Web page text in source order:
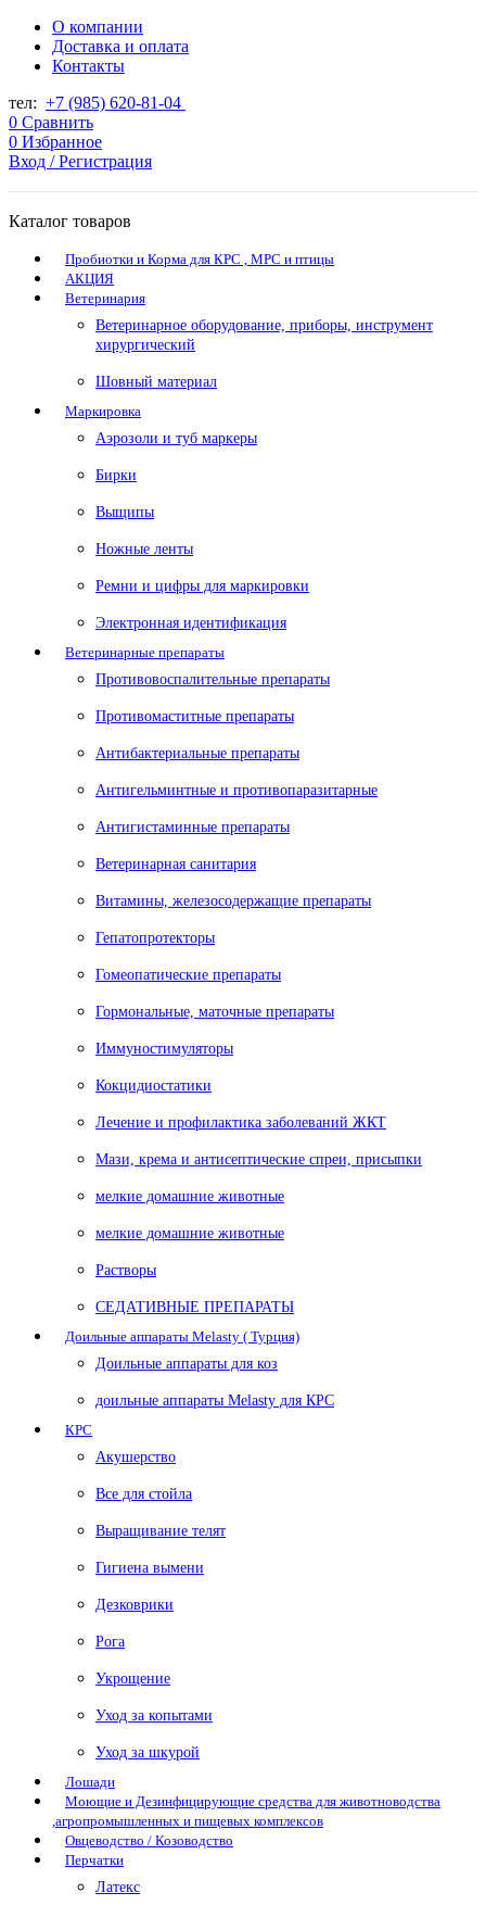
О компании
Доставка и оплата
Контакты
тел: +7 (985) 620-81-04
0 Сравнить
0 Избранное
Вход / Регистрация
Каталог товаров
Пробиотки и Корма для КРС , МРС и птицы
АКЦИЯ
Ветеринария
Ветеринарное оборудование, приборы, инструмент
хирургический
Шовный материал
Маркировка
Аэрозоли и туб маркеры
Бирки
Выщипы
Ножные ленты
Ремни и цифры для маркировки
Электронная идентификация
Ветеринарные препараты
Противовоспалительные препараты
Противомаститные препараты
Антибактериальные препараты
Антигельминтные и противопаразитарные
Антигистаминные препараты
Ветеринарная санитария
Витамины, железосодержащие препараты
Гепатопротекторы
Гомеопатические препараты
Гормональные, маточные препараты
Иммуностимуляторы
Кокцидиостатики
Лечение и профилактика заболеваний ЖКТ
Мази, крема и антисептические спреи, присыпки
мелкие домашние животные
мелкие домашние животные
Растворы
СЕДАТИВНЫЕ ПРЕПАРАТЫ
Доильные аппараты Melasty ( Турция)
Доильные аппараты для коз
доильные аппараты Melasty для КРС
КРС
Акушерство
Все для стойла
Выращивание телят
Гигиена вымени
Дезковрики
Рога
Укрощение
Уход за копытами
Уход за шкурой
Лошади
Моющие и Дезинфицирующие средства для животноводства
,агропромышленных и пищевых комплексов
Овцеводство / Козоводство
Перчатки
Латекс